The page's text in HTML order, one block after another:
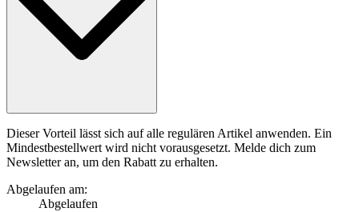
Dieser Vorteil lässt sich auf alle regulären Artikel anwenden. Ein
Mindestbestellwert wird nicht vorausgesetzt. Melde dich zum
Newsletter an, um den Rabatt zu erhalten.
Abgelaufen am:
Abgelaufen